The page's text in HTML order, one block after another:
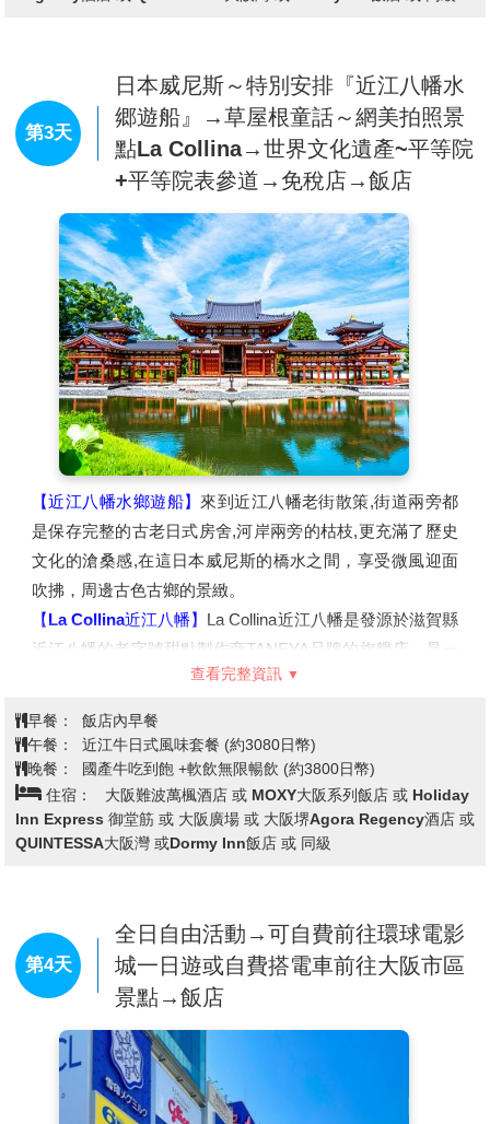
第3天
日本威尼斯～特別安排『近江八幡水
郷遊船』→草屋根童話～網美拍照景
點La Collina→世界文化遺產~平等院
+平等院表參道→免稅店→飯店
【近江八幡水鄉遊船】 來到近江八幡老街散策,街道兩旁都
是保存完整的古老日式房舍,河岸兩旁的枯枝,更充滿了歷史
文化的滄桑感,在這日本威尼斯的橋水之間，享受微風迎面
吹拂，周邊古色古鄉的景緻。
【La Collina近江八幡】 La Collina近江八幡是發源於滋賀縣
近江八幡的老字號甜點製作商TANEYA品牌的旗艦店，是一
處大自然與甜點美食完美融合的設施。屋頂是小山丘的形
費品嚐到他們引以為傲的年輪蛋糕外，還是個可以放鬆身心
靈的好地方，宛如一座充滿綠意的童話樂園。
【平等院】由當時的輔政大臣「藤原賴通」將繼承自父親
「藤原道長」的別墅改建成佛寺所創建，日本平安時代後
期，貴族間流行所謂的「末法思想」，認為世間即將有災禍
產之一。
【平等院表參道】道路兩旁林立著許多間從室町時代起就開
始營業的老字號宇治茶店，整條街上散發著優雅的茶香。
2001年環境省以「想傳承的香氣、想保留的風景」指定為
「香氣風景百選」之一。
除了宇治茶老店之外，還有多家販售宇治特產品的商店和伴
查看完整資訊
早餐：
飯店內早餐
午餐：
近江牛日式風味套餐 (約3080日幣)
晚餐：
國產牛吃到飽 +軟飲無限暢飲 (約3800日幣)
住宿：
大阪難波萬楓酒店 或 MOXY大阪系列飯店 或 Holiday
Inn Express 御堂筋 或 大阪廣場 或 大阪堺Agora Regency酒店 或
QUINTESSA大阪灣 或Dormy Inn飯店 或 同級
第4天
全日自由活動→可自費前往環球電影
城一日遊或自費搭電車前往大阪市區
景點→飯店